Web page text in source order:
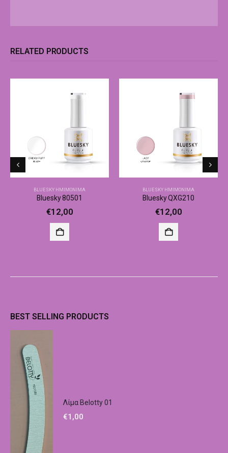
RELATED PRODUCTS
BLUESKY ΗΜΙΜΌΝΙΜΑ
Bluesky 80501
€12,00
BLUESKY ΗΜΙΜΌΝΙΜΑ
Bluesky QXG210
€12,00
BEST SELLING PRODUCTS
Λίμα Belotty 01
€1,00